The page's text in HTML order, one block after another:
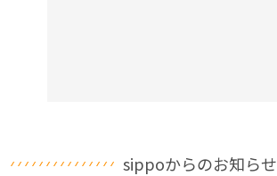
sippoからのお知らせ